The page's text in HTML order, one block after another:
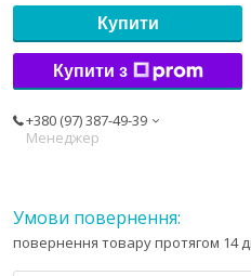
Купити
Купити з
+380 (97) 387-49-39
Менеджер
повернення товару протягом 14